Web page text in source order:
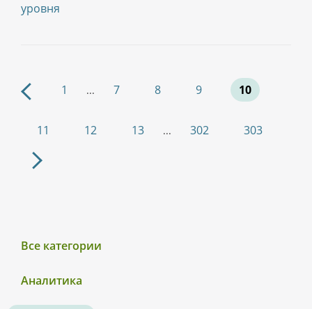
Все категории
Аналитика
уровня
1 ... 7 8 9 10
11 12 13 ... 302 303